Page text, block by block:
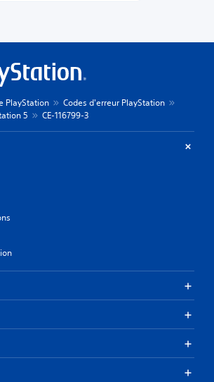
PlayStation
Codes d'erreur PlayStation
5
CE-116799-3